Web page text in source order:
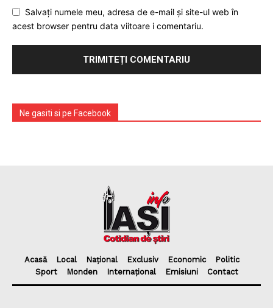
Contact
Emisiuni
Prelucrarea datelor cu caracter personal
Salvați numele meu, adresa de e-mail și site-ul web în
acest browser pentru data viitoare i comentariu.
Ne gasiti si pe Facebook
Acasă Local Național Exclusiv Economic
Politic
Sport
Monden Internațional Emisiuni Contact